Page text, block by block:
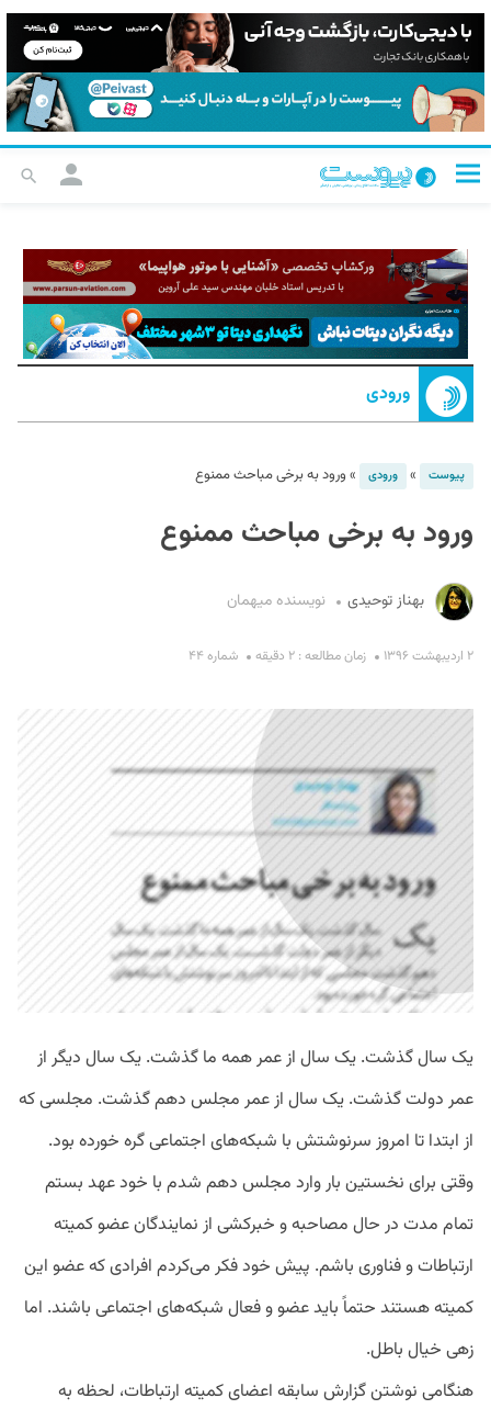
ورودی
پیوست » ورودی » ورود به برخی مباحث ممنوع
ورود به برخی مباحث ممنوع
بهناز توحیدی نویسنده میهمان
۲ اردیبهشت ۱۳۹۶ زمان مطالعه : ۲ دقیقه شماره ۴۴
یک سال گذشت. یک سال از عمر همه ما گذشت. یک سال دیگر از
عمر دولت گذشت. یک سال از عمر مجلس دهم گذشت. مجلسی که
از ابتدا تا امروز سرنوشتش با شبکه‌های اجتماعی گره خورده بود.
وقتی برای نخستین بار وارد مجلس دهم شدم با خود عهد بستم
تمام مدت در حال مصاحبه و خبرکشی از نمایندگان عضو کمیته
ارتباطات و فناوری باشم. پیش خود فکر می‌کردم افرادی که عضو این
کمیته هستند حتماً باید عضو و فعال شبکه‌های اجتماعی باشند. اما
زهی خیال باطل.
هنگامی نوشتن گزارش سابقه اعضای کمیته ارتباطات، لحظه به